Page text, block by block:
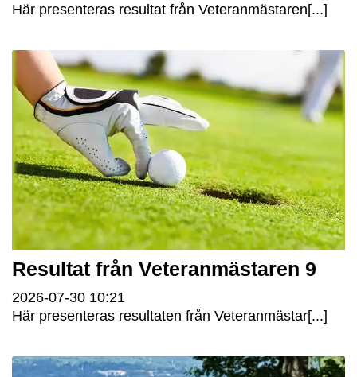
Här presenteras resultat från Veteranmästaren[...]
Resultat från Veteranmästaren 9
2026-07-30 10:21
Här presenteras resultaten från Veteranmästar[...]